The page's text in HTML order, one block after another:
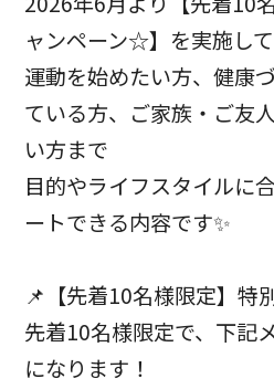
ャンペーン☆】を実施し
運動を始めたい方、健康
ている方、ご家族・ご友
い方まで
目的やライフスタイルに
ートできる内容です✨
📌【先着10名様限定】特
先着10名様限定で、下記
になります！